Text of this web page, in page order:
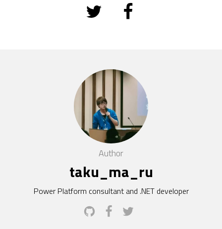
Author
taku_ma_ru
Power Platform consultant and .NET developer